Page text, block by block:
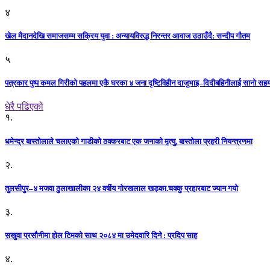
४
खेल मैदानदेखि समाजसम्म सक्रिय युवा : अन्यायविरुद्ध निरन्तर आवाज उठाउँदै: सन्दीप गौतम
५
पत्रकार पुष्प कमल गिरीको पहलमा एकै घरका ४ जना दृष्टिविहीन दाजुभाइ–दिदीबहिनीलाई सानो
धेरै पढिएको
१.
धमेन्द्र बास्तोलाले चलाएको गाडीको ठक्करबाट एक जनाको मृत्यु, बास्तोला प्रहरी नियन्त्रणमा
२.
तुलसीपुर–४ मजवा ठुलाखालीका २४ वर्षीय गोरखलाल खड्का.चक्कु प्रहारबाट ज्यान गयो
३.
सखुवा प्रसौनीमा होल टिमको साथ २०८४ मा उमेदवारि दिने : प्रदिप साह
४.